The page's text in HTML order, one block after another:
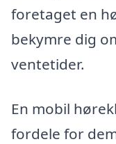
foretaget en
bekymre dig
ventetider.
En mobil
fordele for